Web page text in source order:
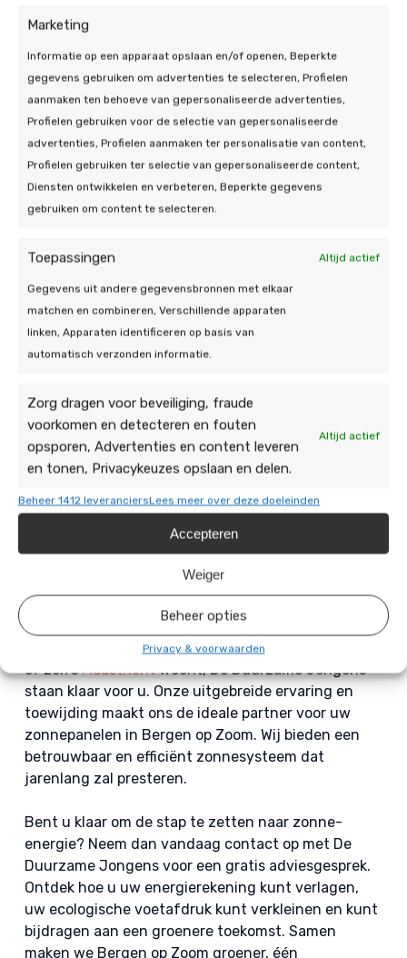
Marketing
Informatie op een apparaat opslaan en/of openen, Beperkte
gegevens gebruiken om advertenties te selecteren, Profielen
aanmaken ten behoeve van gepersonaliseerde advertenties,
Profielen gebruiken voor de selectie van gepersonaliseerde
advertenties, Profielen aanmaken ter personalisatie van content,
Profielen gebruiken ter selectie van gepersonaliseerde content,
Diensten ontwikkelen en verbeteren, Beperkte gegevens
gebruiken om content te selecteren.
Toepassingen Altijd actief
Gegevens uit andere gegevensbronnen met elkaar
matchen en combineren, Verschillende apparaten
linken, Apparaten identificeren op basis van
automatisch verzonden informatie.
Zorg dragen voor beveiliging, fraude
voorkomen en detecteren en fouten
opsporen, Advertenties en content leveren
en tonen, Privacykeuzes opslaan en delen.
Altijd actief
Beheer 1412 leveranciersLees meer over deze doeleinden
Accepteren
Weiger
Beheer opties
Privacy & voorwaarden
Het installatieproces van
zonnepanelen in Bergen
op Zoom
Het installeren van zonnepanelen in Bergen op
Zoom loopt bij De Duurzame Jongens volgens een
gestructureerd proces. Het begint met een
adviesgesprek waarbij we uw woonsituatie bekijken
plaatsvinden, online of telefonisch. Op basis van dit
adviesgesprek werken wij direct een offerte uit, u
ontvangt dus een volledig duurzaamheidsplan op
maat. Als u akkoord bent met de offerte, gaan we
aan de slag! Op de afgesproken dag komen onze
werkt blijven we natuurlijk service en onderhoud
bieden, zodat uw installatie goed blijft werken.
Waarom kiezen voor De
Duurzame Jongens?
Bij De Duurzame Jongens staan kwaliteit en
klanttevredenheid centraal. Onze hoogwaardige
producten en erkende service zorgt ervoor dat wij
tevreden klanten hebben door heel
Limburg
. Onze dienstverlening gaat verder dan
alleen Bergen op Zoom, of u nu inRoosendaal
of zelfsMaastrichtwoont, De Duurzame Jongens
staan klaar voor u. Onze uitgebreide ervaring en
toewijding maakt ons de ideale partner voor uw
zonnepanelen in Bergen op Zoom. Wij bieden een
betrouwbaar en efficiënt zonnesysteem dat
jarenlang zal presteren.
Bent u klaar om de stap te zetten naar zonne-
energie? Neem dan vandaag contact op met De
Duurzame Jongens voor een gratis adviesgesprek.
Ontdek hoe u uw energierekening kunt verlagen,
uw ecologische voetafdruk kunt verkleinen en kunt
bijdragen aan een groenere toekomst. Samen
maken we Bergen op Zoom groener, één